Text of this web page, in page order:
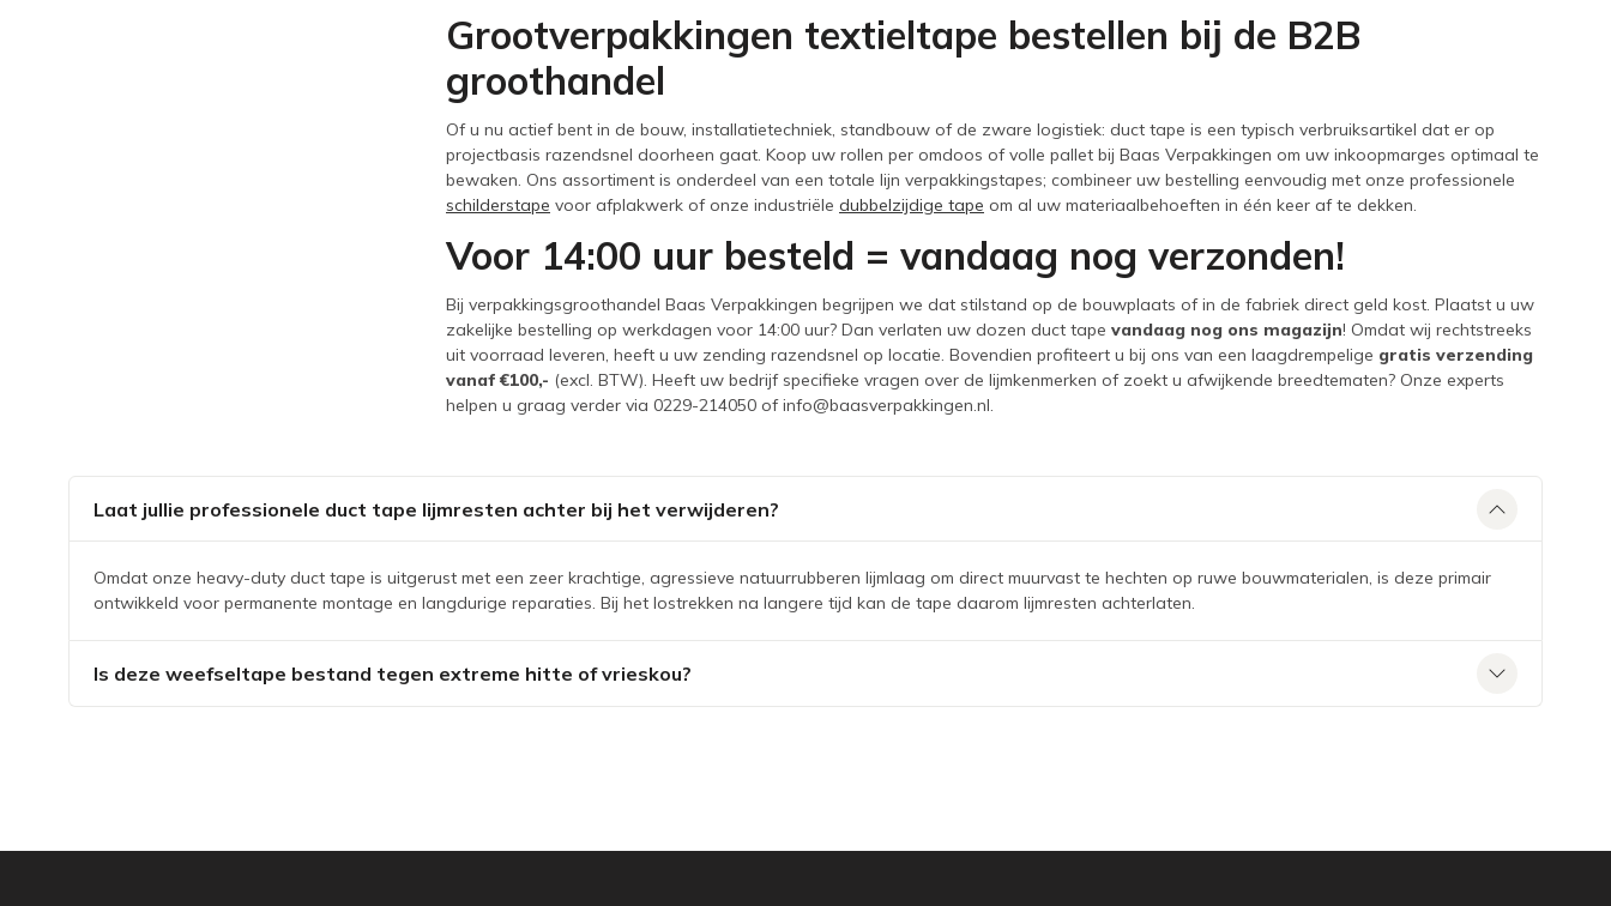
Grootverpakkingen textieltape bestellen bij de B2B
groothandel
Of u nu actief bent in de bouw, installatietechniek, standbouw of de zware logistiek: duct tape is een typisch verbruiksartikel dat er op
projectbasis razendsnel doorheen gaat. Koop uw rollen per omdoos of volle pallet bij Baas Verpakkingen om uw inkoopmarges optimaal te
bewaken. Ons assortiment is onderdeel van een totale lijn verpakkingstapes; combineer uw bestelling eenvoudig met onze professionele
schilderstape voor afplakwerk of onze industriële dubbelzijdige tape om al uw materiaalbehoeften in één keer af te dekken.
Voor 14:00 uur besteld = vandaag nog verzonden!
Bij verpakkingsgroothandel Baas Verpakkingen begrijpen we dat stilstand op de bouwplaats of in de fabriek direct geld kost. Plaatst u uw
zakelijke bestelling op werkdagen voor 14:00 uur? Dan verlaten uw dozen duct tape vandaag nog ons magazijn! Omdat wij rechtstreeks
uit voorraad leveren, heeft u uw zending razendsnel op locatie. Bovendien profiteert u bij ons van een laagdrempelige gratis verzending
vanaf €100,- (excl. BTW). Heeft uw bedrijf specifieke vragen over de lijmkenmerken of zoekt u afwijkende breedtematen? Onze experts
helpen u graag verder via 0229-214050 of info@baasverpakkingen.nl.
Laat jullie professionele duct tape lijmresten achter bij het verwijderen?
Omdat onze heavy-duty duct tape is uitgerust met een zeer krachtige, agressieve natuurrubberen lijmlaag om direct muurvast te hechten op ruwe bouwmaterialen, is deze primair
ontwikkeld voor permanente montage en langdurige reparaties. Bij het lostrekken na langere tijd kan de tape daarom lijmresten achterlaten.
Is deze weefseltape bestand tegen extreme hitte of vrieskou?